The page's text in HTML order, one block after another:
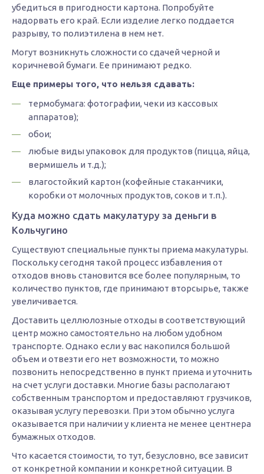
убедиться в пригодности картона. Попробуйте
надорвать его край. Если изделие легко поддается
разрыву, то полиэтилена в нем нет.
Могут возникнуть сложности со сдачей черной и
коричневой бумаги. Ее принимают редко.
Еще примеры того, что нельзя сдавать:
термобумага: фотографии, чеки из кассовых
аппаратов);
обои;
любые виды упаковок для продуктов (пицца, яйца,
вермишель и т.д.);
влагостойкий картон (кофейные стаканчики,
коробки от молочных продуктов, соков и т.п.).
Куда можно сдать макулатуру за деньги в
Кольчугино
Существуют специальные пункты приема макулатуры.
Поскольку сегодня такой процесс избавления от
отходов вновь становится все более популярным, то
количество пунктов, где принимают вторсырье, также
увеличивается.
Доставить целлюлозные отходы в соответствующий
центр можно самостоятельно на любом удобном
транспорте. Однако если у вас накопился большой
объем и отвезти его нет возможности, то можно
позвонить непосредственно в пункт приема и уточнить
на счет услуги доставки. Многие базы располагают
собственным транспортом и предоставляют грузчиков,
оказывая услугу перевозки. При этом обычно услуга
оказывается при наличии у клиента не менее центнера
бумажных отходов.
Что касается стоимости, то тут, безусловно, все зависит
от конкретной компании и конкретной ситуации. В